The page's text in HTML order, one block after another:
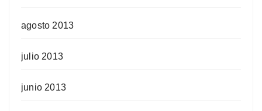
agosto 2013
julio 2013
junio 2013